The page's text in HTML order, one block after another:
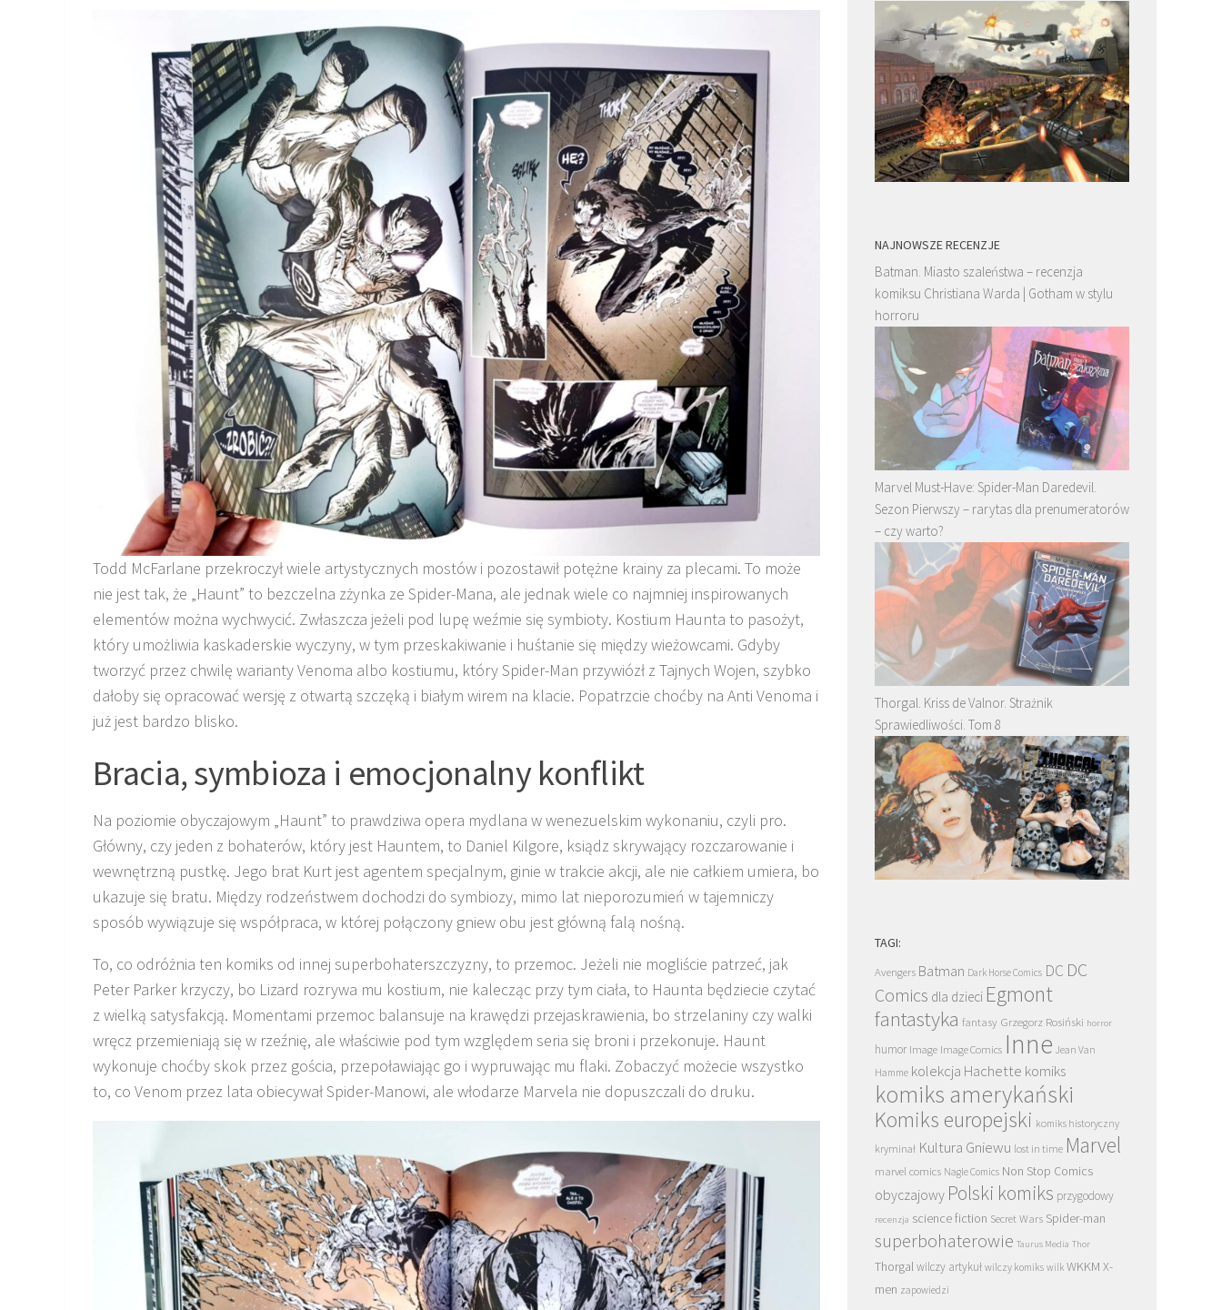
Todd McFarlane przekroczył wiele artystycznych mostów i pozostawił potężne krainy za plecami. To może
nie jest tak, że „Haunt” to bezczelna zżynka ze Spider-Mana, ale jednak wiele co najmniej inspirowanych
elementów można wychwycić. Zwłaszcza jeżeli pod lupę weźmie się symbioty. Kostium Haunta to pasożyt,
który umożliwia kaskaderskie wyczyny, w tym przeskakiwanie i huśtanie się między wieżowcami. Gdyby
tworzyć przez chwilę warianty Venoma albo kostiumu, który Spider-Man przywiózł z Tajnych Wojen, szybko
dałoby się opracować wersję z otwartą szczęką i białym wirem na klacie. Popatrzcie choćby na Anti Venoma i
już jest bardzo blisko.
Bracia, symbioza i emocjonalny konflikt
Na poziomie obyczajowym „Haunt” to prawdziwa opera mydlana w wenezuelskim wykonaniu, czyli pro.
Główny, czy jeden z bohaterów, który jest Hauntem, to Daniel Kilgore, ksiądz skrywający rozczarowanie i
wewnętrzną pustkę. Jego brat Kurt jest agentem specjalnym, ginie w trakcie akcji, ale nie całkiem umiera, bo
ukazuje się bratu. Między rodzeństwem dochodzi do symbiozy, mimo lat nieporozumień w tajemniczy
sposób wywiązuje się współpraca, w której połączony gniew obu jest główną falą nośną.
To, co odróżnia ten komiks od innej superbohaterszczyzny, to przemoc. Jeżeli nie mogliście patrzeć, jak
Peter Parker krzyczy, bo Lizard rozrywa mu kostium, nie kalecząc przy tym ciała, to Haunta będziecie czytać
z wielką satysfakcją. Momentami przemoc balansuje na krawędzi przejaskrawienia, bo strzelaniny czy walki
wręcz przemieniają się w rzeźnię, ale właściwie pod tym względem seria się broni i przekonuje. Haunt
wykonuje choćby skok przez gościa, przepoławiając go i wypruwając mu flaki. Zobaczyć możecie wszystko
to, co Venom przez lata obiecywał Spider-Manowi, ale włodarze Marvela nie dopuszczali do druku.
NAJNOWSZE RECENZJE
Batman. Miasto szaleństwa – recenzja
komiksu Christiana Warda | Gotham w stylu
horroru
Marvel Must-Have: Spider-Man Daredevil.
Sezon Pierwszy – rarytas dla prenumeratorów
– czy warto?
Thorgal. Kriss de Valnor. Strażnik
Sprawiedliwości. Tom 8
TAGI:
Avengers Batman Dark Horse Comics DC DC
Comics dla dzieci Egmont
fantastyka fantasy Grzegorz Rosiński horror
humor Image Image Comics Inne Jean Van
Hamme kolekcja Hachette komiks
komiks amerykański
Komiks europejski komiks historyczny
kryminał Kultura Gniewu lost in time Marvel
marvel comics Nagle Comics Non Stop Comics
obyczajowy Polski komiks przygodowy
recenzja science fiction Secret Wars Spider-man
superbohaterowie Taurus Media Thor
Thorgalwilczy artykuł wilczy komiks wilk WKKM X-
men zapowiedzi